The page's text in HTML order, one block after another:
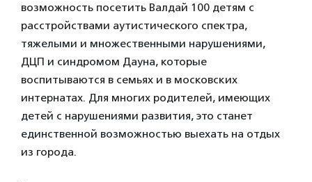
возможность посетить Валдай 100 детям с
расстройствами аутистического спектра,
тяжелыми и множественными нарушениями,
ДЦП и синдромом Дауна, которые
воспитываются в семьях и в московских
интернатах. Для многих родителей, имеющих
детей с нарушениями развития, это станет
единственной возможностью выехать на отдых
из города.